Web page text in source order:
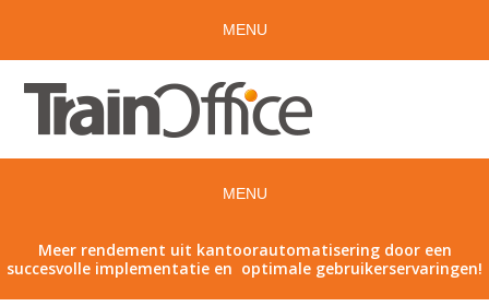
Meer rendement uit kantoorautomatisering door een
succesvolle implementatie en optimale gebruikerservaringen!